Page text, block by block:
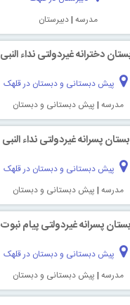
مدرسه |دبیرستان
دخترانه غیردولتی نداء النبی
پیش دبستانی و دبستان در قلهک
مدرسه | پیش دبستانی و دبستان
پسرانه غیردولتی نداء النبی
پیش دبستانی و دبستان در قلهک
مدرسه | پیش دبستانی و دبستان
پسرانه غیردولتی پیام نبوت
پیش دبستانی و دبستان در قلهک
مدرسه | پیش دبستانی و دبستان